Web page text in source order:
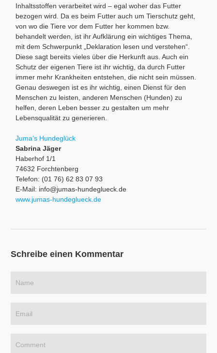
Inhaltsstoffen verarbeitet wird – egal woher das Futter
bezogen wird. Da es beim Futter auch um Tierschutz geht,
von wo die Tiere vor dem Futter her kommen bzw.
behandelt werden, ist ihr Aufklärung ein wichtiges Thema,
mit dem Schwerpunkt „Deklaration lesen und verstehen“.
Diese sagt bereits vieles über die Herkunft aus. Auch ein
Schutz der eigenen Tiere ist ihr wichtig, da durch Futter
immer mehr Krankheiten entstehen, die nicht sein müssen.
Genau deswegen ist es ihr wichtig, einen Dienst für den
Menschen zu leisten, anderen Menschen (Hunden) zu
helfen, deren Leben besser zu gestalten um mehr
Lebensqualität zu generieren.
Juma’s Hundeglück
Sabrina Jäger
Haberhof 1/1
74632 Forchtenberg
Telefon: (01 76) 62 83 07 93
E-Mail: info@jumas-hundeglueck.de
www.jumas-hundeglueck.de
Schreibe einen Kommentar